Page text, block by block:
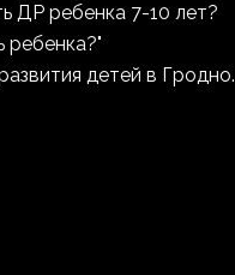
ДР ребенка 7-10 лет?
ребенка?"
детей в Гродно.